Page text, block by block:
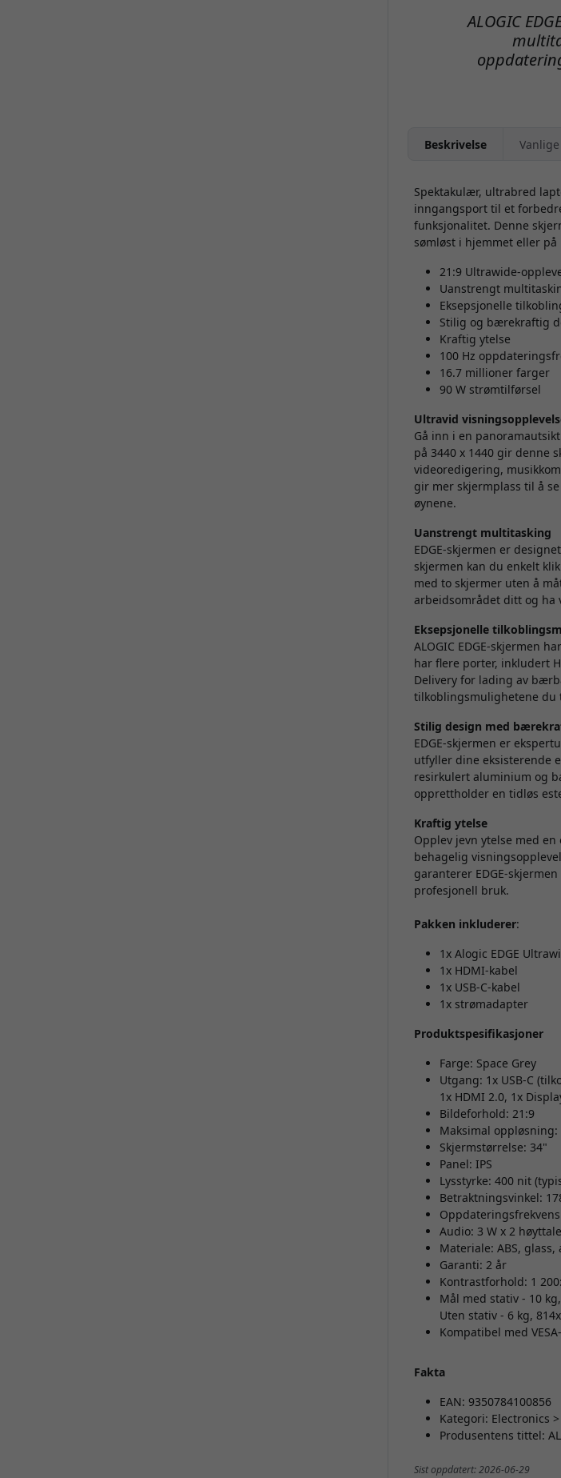
ALOGIC
Beskrivelse
Spektakulær, ultrabred
inngangsport til et
funksjonalitet. Denne
sømløst i hjemmet eller
21:9 Ultrawide-
Uanstrengt
Eksepsjonelle
Stilig og bærekraftig
Kraftig ytelse
100 Hz
16.7 millioner farger
90 W strømtilførsel
Ultravid
Gå inn i en
på 3440 x 1440 gir denne
videoredigering,
gir mer skjermplass til å
øynene.
Uanstrengt multitasking
EDGE-skjermen er
skjermen kan du enkelt
med to skjermer uten å
arbeidsområdet ditt og ha
Eksepsjonelle
ALOGIC EDGE-skjermen
har flere porter, inkludert
Delivery for lading av
tilkoblingsmulighetene du
Stilig design med
EDGE-skjermen er
utfyller dine eksisterende
resirkulert aluminium og
opprettholder en tidløs
Kraftig ytelse
Opplev jevn ytelse med
behagelig
garanterer EDGE-
profesjonell bruk.
Pakken inkluderer:
1x Alogic EDGE
1x HDMI-kabel
1x USB-C-kabel
1x strømadapter
Produktspesifikasjoner
Farge: Space Grey
Utgang: 1x USB-C
1x HDMI 2.0, 1x
Bildeforhold: 21:9
Maksimal oppløsning:
Skjermstørrelse: 34"
Panel: IPS
Lysstyrke: 400 nit
Betraktningsvinkel:
Audio: 3 W x 2
Materiale: ABS,
Garanti: 2 år
Kontrastforhold: 1
Mål med stativ - 10
Uten stativ - 6 kg,
Kompatibel med
Fakta
EAN: 9350784100856
Kategori: Electronics
Produsentens tittel:
Sist oppdatert: 2026-06-29